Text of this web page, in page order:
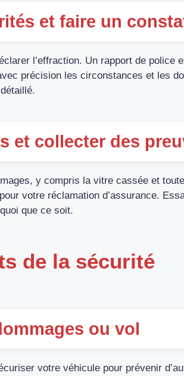
et faire un
l’effraction. Un rapport de police
précision les circonstances et les
et collecter des
y compris la vitre cassée et
votre réclamation d’assurance.
que ce soit.
de la sécurité
ou vol
votre véhicule pour prévenir